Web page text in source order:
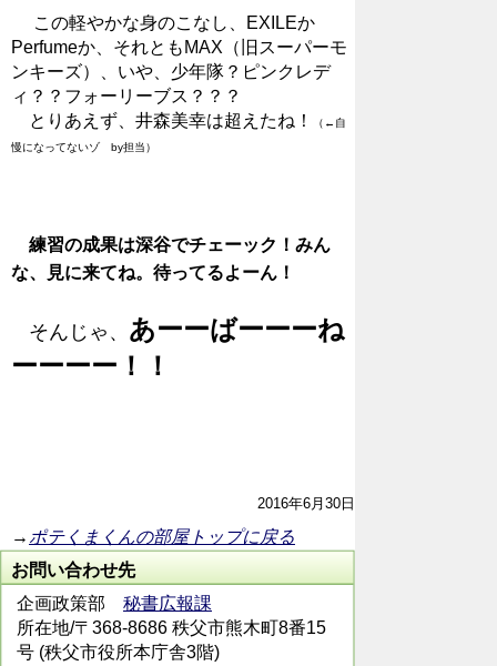
この軽やかな身のこなし、EXILEか
Perfumeか、それともMAX（旧スーパーモ
ンキーズ）、いや、少年隊？ピンクレデ
ィ？？フォーリーブス？？？
とりあえず、井森美幸は超えたね！
（←自
慢になってないゾ by担当）
練習の成果は深谷でチェーック！みん
な、見に来てね。待ってるよーん！
そんじゃ、 あーーばーーーね
ーーーー！！
2016年6月30日
→ ポテくまくんの部屋トップに戻る
お問い合わせ先
企画政策部 秘書広報課
所在地/〒368-8686 秩父市熊木町8番15
号 (秩父市役所本庁舎3階)